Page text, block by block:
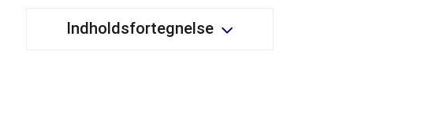
Indholdsfortegnelse